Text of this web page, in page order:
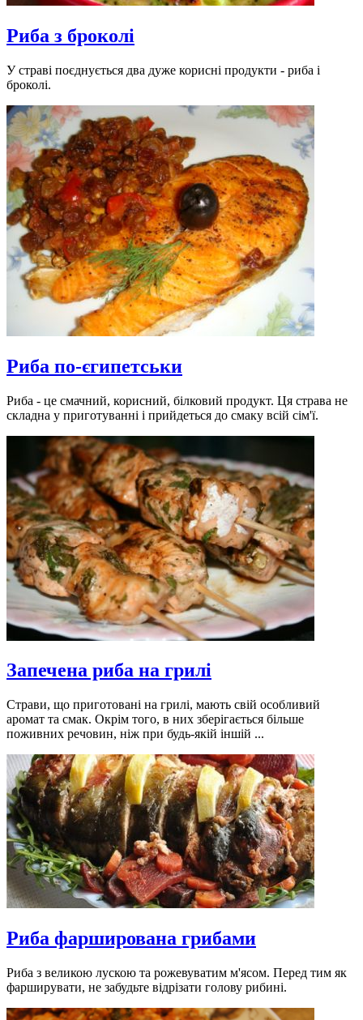
Риба з броколі
У страві поєднується два дуже корисні продукти - риба і
броколі.
Риба по-єгипетськи
Риба - це смачний, корисний, білковий продукт. Ця страва не
складна у приготуванні і прийдеться до смаку всій сім'ї.
Запечена риба на грилі
Страви, що приготовані на грилі, мають свій особливий
аромат та смак. Окрім того, в них зберігається більше
поживних речовин, ніж при будь-якій іншій ...
Риба фарширована грибами
Риба з великою лускою та рожевуватим м'ясом. Перед тим як
фарширувати, не забудьте відрізати голову рибині.